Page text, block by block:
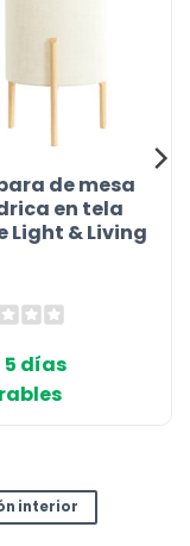
de mesa
en tela
Light & Living
5 días
interior